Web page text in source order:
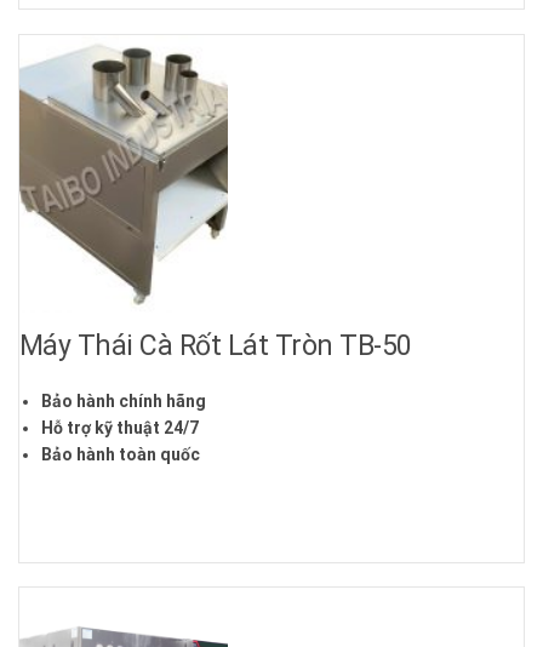
Máy Thái Cà Rốt Lát Tròn TB-50
Bảo hành chính hãng
Hỗ trợ kỹ thuật 24/7
Bảo hành toàn quốc